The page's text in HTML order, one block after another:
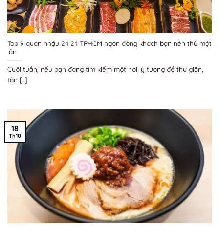
Top 9 quán nhậu 24 24 TPHCM ngon đông khách bạn nên thử một
lần
Cuối tuần, nếu bạn đang tìm kiếm một nơi lý tưởng để thư giãn,
tận [...]
18
Th10